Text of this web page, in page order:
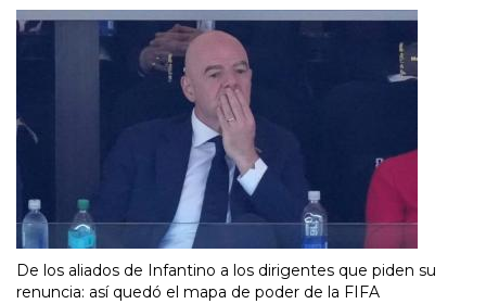
De los aliados de Infantino a los dirigentes que piden su
renuncia: así quedó el mapa de poder de la FIFA